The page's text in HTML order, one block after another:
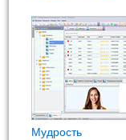
Мудрость